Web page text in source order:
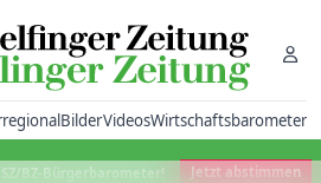
BilderVideosWirtschaftsbarometer
BZ-Bürgerbarometer! Jetzt abstimmen